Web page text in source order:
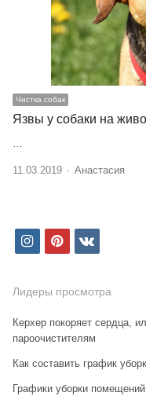
Чистка собак
Язвы у собаки на
…
11.03.2019 Author
Анастасия
i
s
a
g
r
p
n
e
r
e
v
Лидеры просмотра
Керхер покоряет сердца,
пароочистителям
Как составить график
Графики уборки